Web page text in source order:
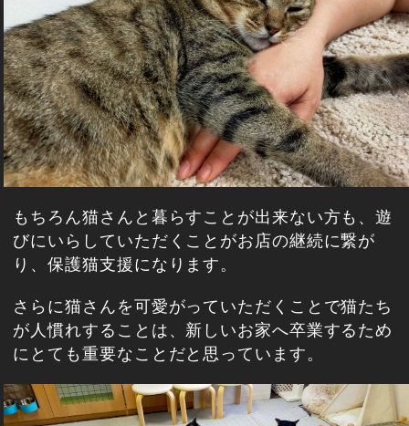
もちろん猫さんと暮らすことが出来ない方も、遊
びにいらしていただくことがお店の継続に繋が
り、保護猫支援になります。
さらに猫さんを可愛がっていただくことで猫たち
が人慣れすることは、新しいお家へ卒業するため
にとても重要なことだと思っています。